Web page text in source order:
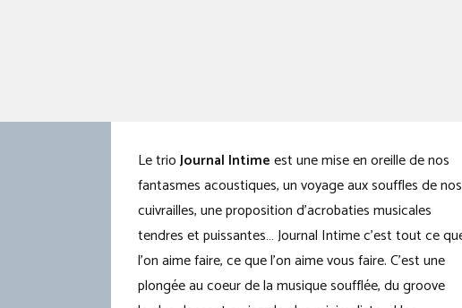
Le trioJournal Intimeest une mise en oreille de nos
fantasmes acoustiques, un voyage aux souffles de nos
cuivrailles, une proposition d’acrobaties musicales
tendres et puissantes… Journal Intime c’est tout ce
l’on aime faire, ce que l’on aime vous faire. C’est une
plongée au coeur de la musique soufflée, du groove